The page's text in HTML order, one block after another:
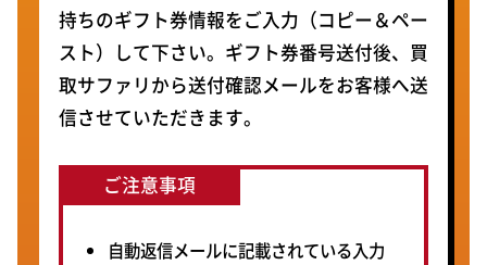
持ちのギフト券情報をご入力（コピー＆ペー
スト）して下さい。ギフト券番号送付後、買
取サファリから送付確認メールをお客様へ送
信させていただきます。
ご注意事項
自動返信メールに記載されている入力